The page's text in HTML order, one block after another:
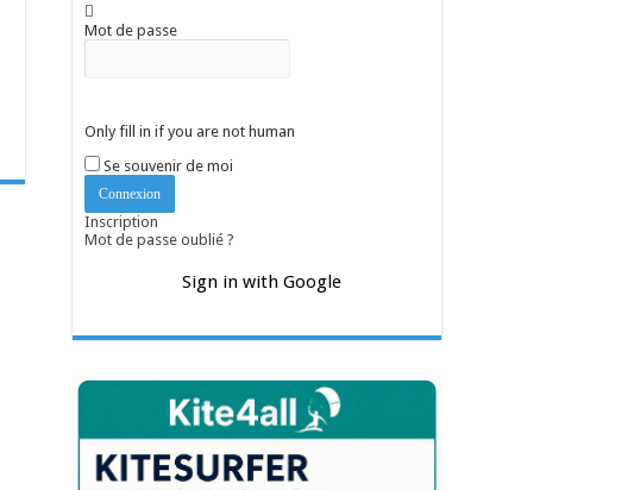
Mot de passe
Only fill in if you are not human
Se souvenir de moi
Inscription
Mot de passe oublié ?
Sign in with Google